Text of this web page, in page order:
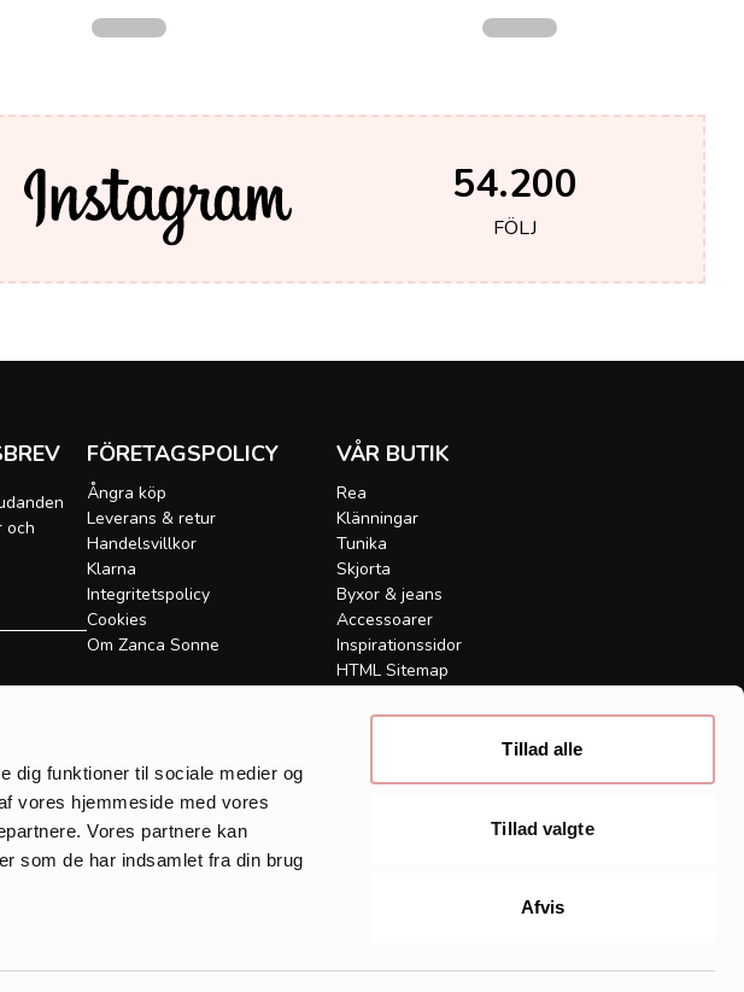
dig funktioner til sociale medier og
vores hjemmeside med vores
Vores partnere kan
som de har indsamlet fra din brug
Tillad alle
Tillad valgte
Afvis
54.200
FÖLJ
och
FÖRETAGSPOLICY
Ångra köp
Leverans & retur
Handelsvillkor
Klarna
Integritetspolicy
Cookies
Om Zanca Sonne
VÅR BUTIK
Rea
Klänningar
Tunika
Skjorta
Byxor & jeans
Accessoarer
Inspirationssidor
HTML Sitemap
Önskelista
Gå till korgen